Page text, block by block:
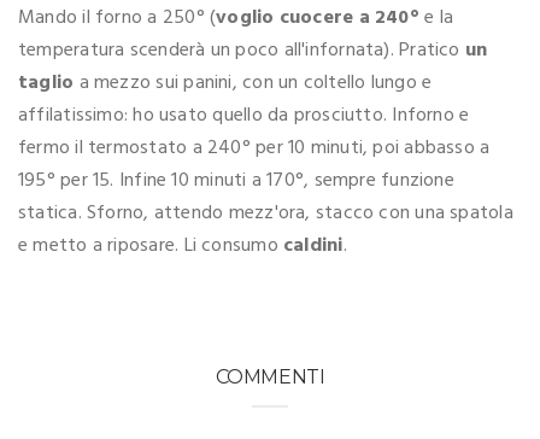
Mando il forno a 250° (voglio cuocere a 240°e la
temperatura scenderà un poco all'infornata). Pratico un
taglio a mezzo sui panini, con un coltello lungo e
affilatissimo: ho usato quello da prosciutto. Inforno e
fermo il termostato a 240° per 10 minuti, poi abbasso a
195° per 15. Infine 10 minuti a 170°, sempre funzione
statica. Sforno, attendo mezz'ora, stacco con una spatola
e metto a riposare. Li consumo caldini.
COMMENTI